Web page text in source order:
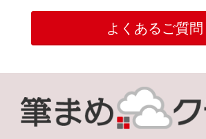
よくあるご質問